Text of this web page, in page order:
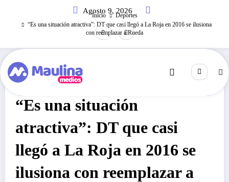
contenido
Agosto 9, 2026
Inicio
Deportes
“Es una situación atractiva”: DT que casi llegó a La Roja en 2016 se ilusiona
con reemplazar a Rueda
Deportes Diciembre 23, 2020
“Es una situación
atractiva”: DT que casi
llegó a La Roja en 2016 se
ilusiona con reemplazar a